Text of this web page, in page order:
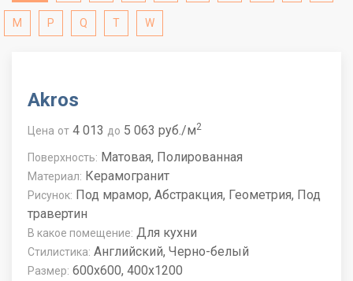
M P Q T W
Akros
Цена от 4 013 до 5 063 руб./м2
Поверхность: Матовая, Полированная
Материал: Керамогранит
Рисунок: Под мрамор, Абстракция, Геометрия, Под
травертин
В какое помещение: Для кухни
Стилистика: Английский, Черно-белый
Размер: 600x600, 400x1200